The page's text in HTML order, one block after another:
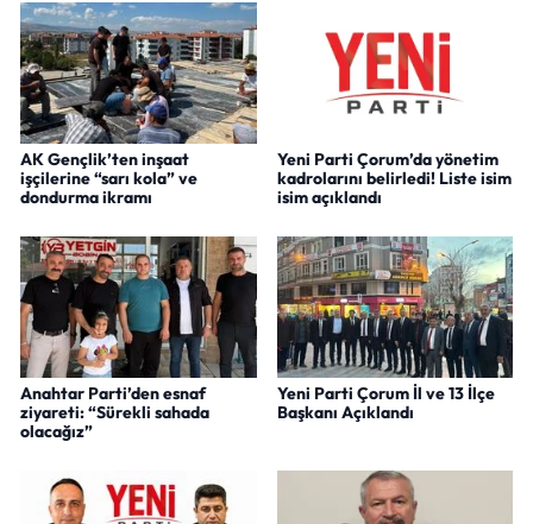
AK Gençlik’ten inşaat
işçilerine “sarı kola” ve
dondurma ikramı
Yeni Parti Çorum’da yönetim
kadrolarını belirledi! Liste isim
isim açıklandı
Anahtar Parti’den esnaf
ziyareti: “Sürekli sahada
olacağız”
Yeni Parti Çorum İl ve 13 İlçe
Başkanı Açıklandı